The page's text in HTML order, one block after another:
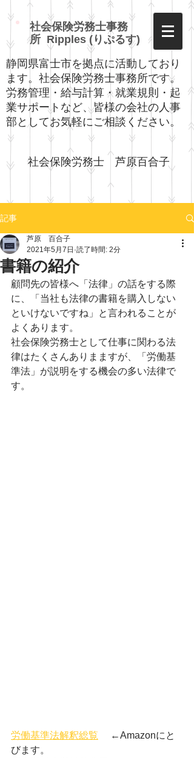
社会保険労務士事務
所 Ripples (りぷるす)
静岡県富士市を拠点に活動しており
ます。社会保険労務士事務所です。
労務管理・給与計算・就業規則・起
業サポートなど、皆様の会社の人事
部としてお気軽にご相談ください。
社会保険労務士 芦原百合子​
記事
書籍の紹介
芦原 百合子
2021年5月7日 読了時間: 2分
顧問先の皆様へ「法律」の話をする際
に、「当社も法律の書籍を購入しない
といけないですね」と言われることが
よくあります。
社会保険労務士として仕事に関わる法
律はたくさんありまますが、「労働基
準法」が説明をする機会の多い法律で
す。
労働基準法解釈総覧 ←Amazonにと
びます。